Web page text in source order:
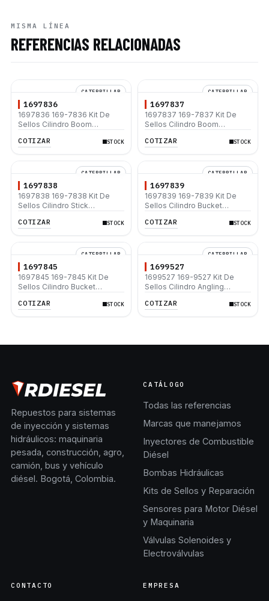
MISMA LÍNEA
REFERENCIAS RELACIONADAS
CATERPILLAR
1697836
1697836 169-7836 Kit De
Sellos Cilindro Boom
COTIZAR STOCK
CATERPILLAR
1697837
1697837 169-7837 Kit De
Sellos Cilindro Boom
313B
COTIZAR STOCK
CATERPILLAR
1697838
1697838 169-7838 Kit De
Sellos Cilindro Stick
COTIZAR STOCK
CATERPILLAR
1697839
1697839 169-7839 Kit De
Sellos Cilindro Bucket
330B L
COTIZAR STOCK
CATERPILLAR
1697845
1697845 169-7845 Kit De
Sellos Cilindro Bucket
COTIZAR STOCK
CATERPILLAR
1699527
1699527 169-9527 Kit De
Sellos Cilindro Angling
III
COTIZAR STOCK
Repuestos para sistemas
de inyección y sistemas
hidráulicos: maquinaria
pesada, construcción, agro,
camión, bus y vehículo
diésel. Bogotá, Colombia.
CATÁLOGO
Todas las referencias
Marcas que manejamos
Inyectores de Combustible
Diésel
Bombas Hidráulicas
Kits de Sellos y Reparación
Sensores para Motor Diésel
y Maquinaria
Válvulas Solenoides y
Electroválvulas
CONTACTO EMPRESA